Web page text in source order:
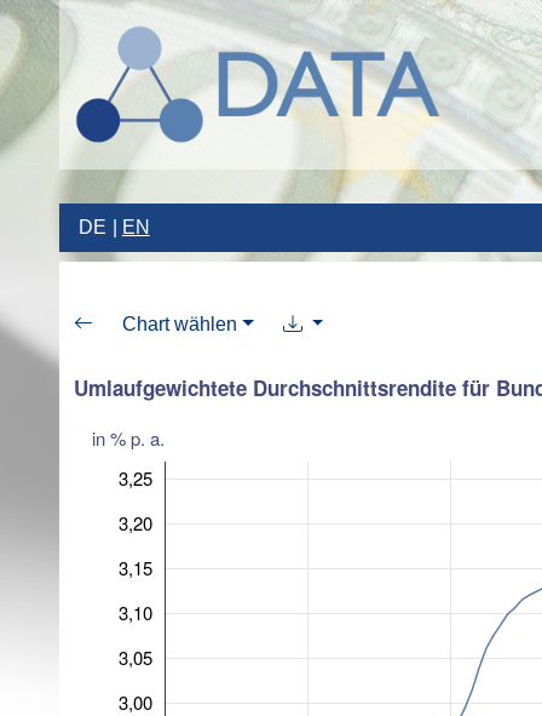
DE EN
Chart wählen
Umlaufgewichtete Durchschnittsrendite für
in % p. a.
3,00
3,05
3,10
3,15
3,20
3,25